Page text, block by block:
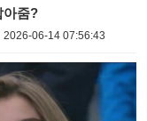
아줌?
2026-06-14 07:56:43